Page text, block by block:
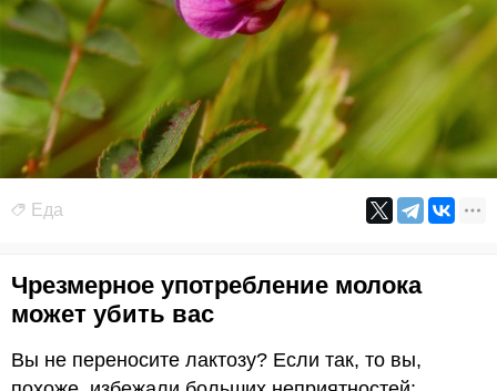
Еда
Чрезмерное употребление молока
может убить вас
Вы не переносите лактозу? Если так, то вы,